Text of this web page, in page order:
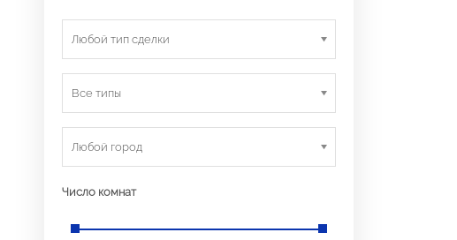
Любой тип сделки
Все типы
Любой город
Число комнат